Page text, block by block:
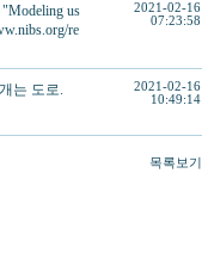
us
re
2021-02-16
07:23:58
는 도로.
2021-02-16
10:49:14
목록보기